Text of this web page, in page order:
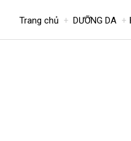
Trang chủ DƯỠNG DA